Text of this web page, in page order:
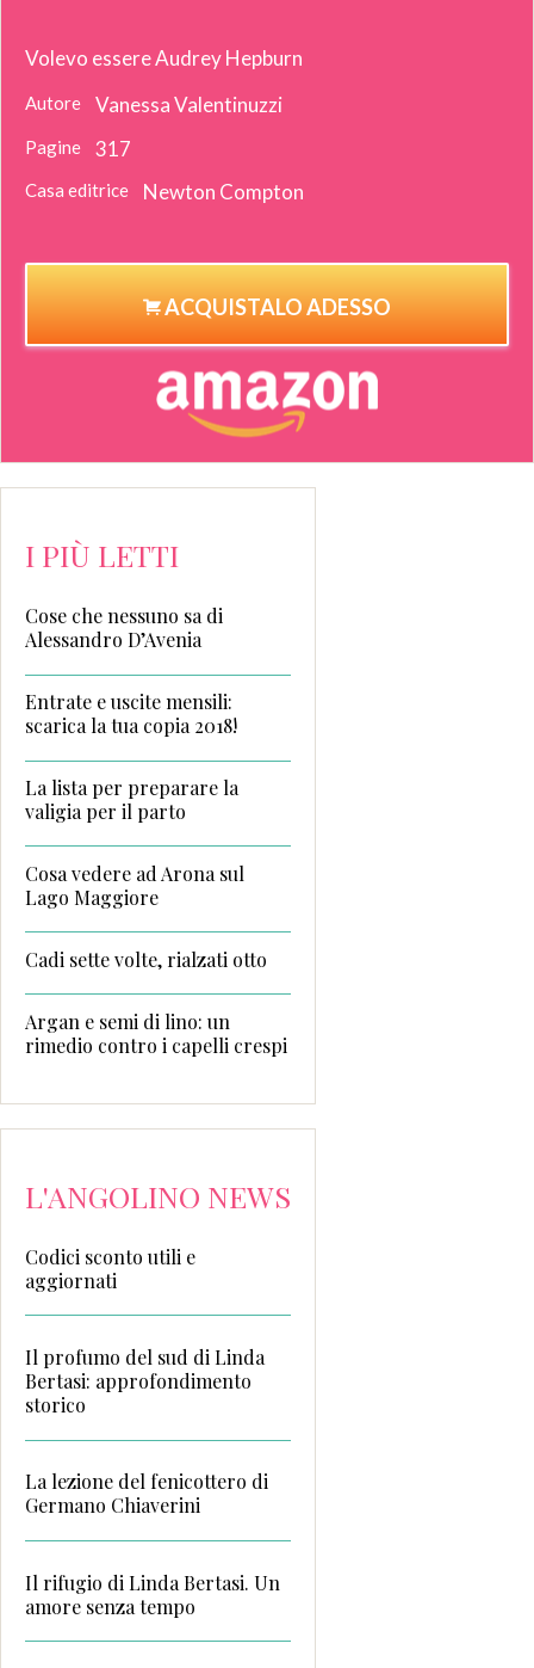
Volevo essere Audrey Hepburn
Autore Vanessa Valentinuzzi
Pagine 317
Casa editrice Newton Compton
ACQUISTALO ADESSO
I PIÙ LETTI
Cose che nessuno sa di
Alessandro D’Avenia
Entrate e uscite mensili:
scarica la tua copia 2018!
La lista per preparare la
valigia per il parto
Cosa vedere ad Arona sul
Lago Maggiore
Cadi sette volte, rialzati otto
Argan e semi di lino: un
rimedio contro i capelli crespi
L'ANGOLINO NEWS
Codici sconto utili e
aggiornati
Il profumo del sud di Linda
Bertasi: approfondimento
storico
La lezione del fenicottero di
Germano Chiaverini
Il rifugio di Linda Bertasi. Un
amore senza tempo